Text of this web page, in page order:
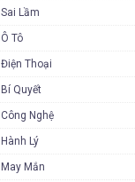
Sai Lầm
Ô Tô
Điện Thoại
Bí Quyết
Công Nghệ
Hành Lý
May Mắn